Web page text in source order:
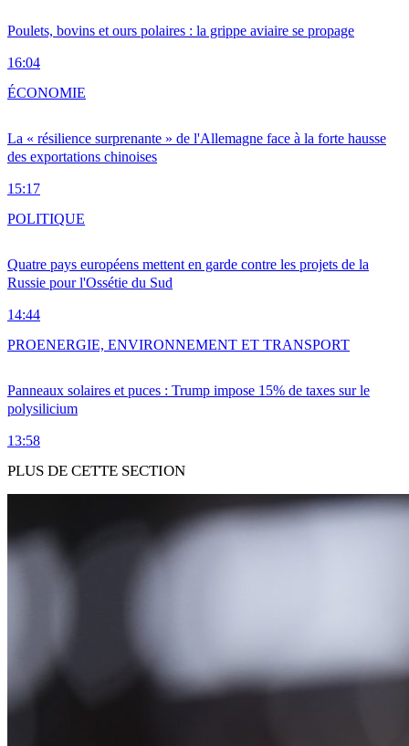
Poulets, bovins et ours polaires : la grippe aviaire se propage
16:04
La « résilience surprenante » de l'Allemagne face à la forte hausse
des exportations chinoises
15:17
ÉCONOMIE
Quatre pays européens mettent en garde contre les projets de la
Russie pour l'Ossétie du Sud
14:44
POLITIQUE
Panneaux solaires et puces : Trump impose 15% de taxes sur le
polysilicium
13:58
PROENERGIE, ENVIRONNEMENT ET TRANSPORT
PLUS DE CETTE SECTION